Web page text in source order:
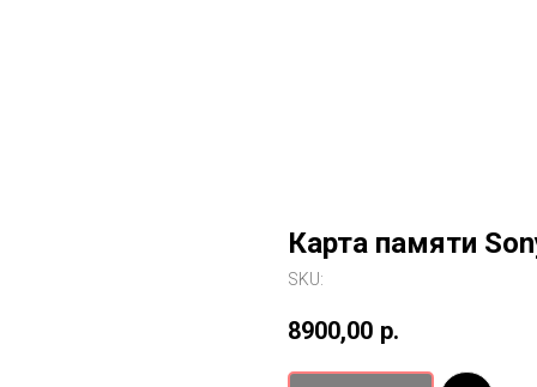
Карта памяти
SKU:
8900,00 р.